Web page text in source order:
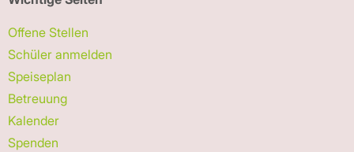
Offene Stellen
Schüler anmelden
Speiseplan
Betreuung
Kalender
Spenden